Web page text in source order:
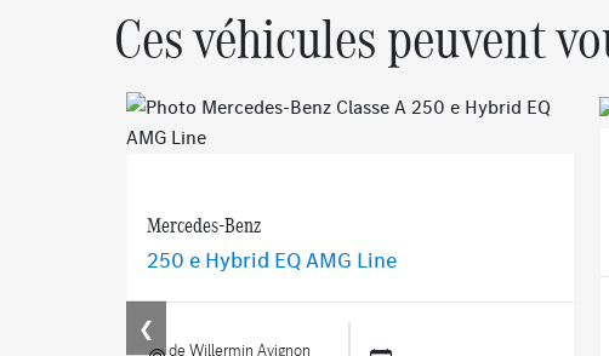
Ces véhicules peuvent
❮
Mercedes-Benz
250 e Hybrid EQ AMG Line
de Willermin Avignon